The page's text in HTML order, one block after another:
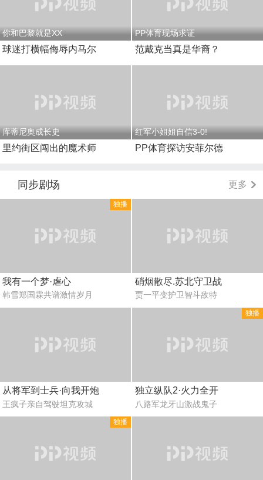
你和巴黎就是XX
球迷打横幅侮辱内马尔
PP体育现场求证
范戴克当真是华裔？
库蒂尼奥成长史
里约街区闯出的魔术师
红军小姐姐自信3-0!
PP体育探访安菲尔德
同步剧场 更多
我有一个梦·虐心
韩雪郑国霖共谱激情岁月
独播
硝烟散尽.苏北守卫战
贾一平变护卫智斗敌特
从将军到士兵·向我开炮
王疯子亲自驾驶坦克攻城
独立纵队2·火力全开
八路军龙牙山激战鬼子
独播
独播